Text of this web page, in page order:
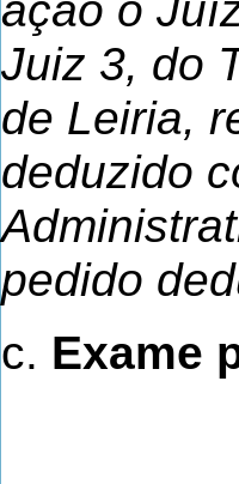
Juiz 3, do
de Leiria,
deduzido
pedido
c. Exame